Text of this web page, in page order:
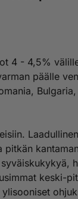
4 - 4,5%
päälle
pitkän
keski-